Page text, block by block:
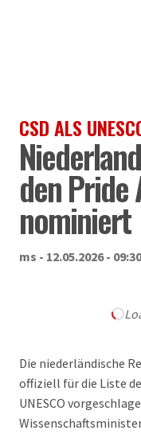
CSD ALS
den
nominiert
ms - 12.05.2026 -
Die niederländische
offiziell für die Liste
UNESCO